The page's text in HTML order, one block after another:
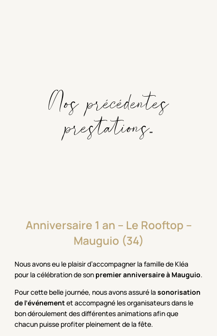
Nos précédentes
prestations...
Anniversaire 1 an – Le Rooftop –
Mauguio (34)
Nous avons eu le plaisir d’accompagner la famille de Kléa
pour la célébration de son premier anniversaire à Mauguio.
Pour cette belle journée, nous avons assuré la sonorisation
de l’événementet accompagné les organisateurs dans le
bon déroulement des différentes animations afin que
chacun puisse profiter pleinement de la fête.